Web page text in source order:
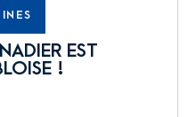
EST
!